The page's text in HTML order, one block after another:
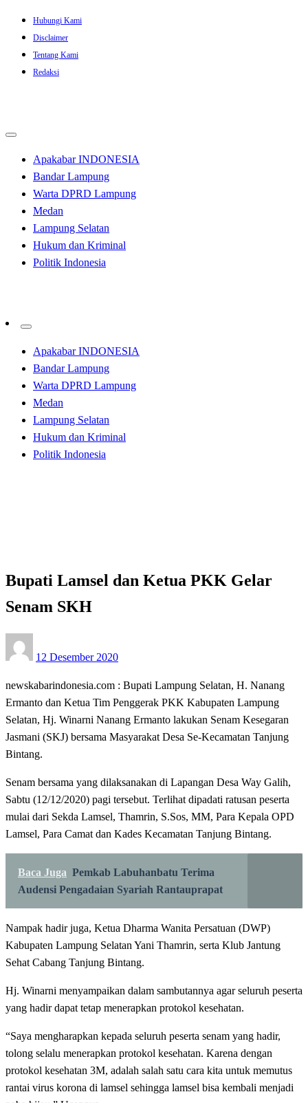
Skip
content
Hubungi Kami
Disclaimer
Tentang Kami
Redaksi
Apakabar INDONESIA
Bandar Lampung
Warta DPRD Lampung
Medan
Lampung Selatan
Hukum dan Kriminal
Politik Indonesia
Apakabar INDONESIA
Bandar Lampung
Warta DPRD Lampung
Medan
Lampung Selatan
Hukum dan Kriminal
Politik Indonesia
Bupati Lamsel dan Ketua PKK Gelar
Senam SKH
on
12 Desember 2020
newskabarindonesia.com : Bupati Lampung Selatan, H. Nanang
Ermanto dan Ketua Tim Penggerak PKK Kabupaten Lampung
Selatan, Hj. Winarni Nanang Ermanto lakukan Senam Kesegaran
Jasmani (SKJ) bersama Masyarakat Desa Se-Kecamatan Tanjung
Bintang.
Senam bersama yang dilaksanakan di Lapangan Desa Way Galih,
Sabtu (12/12/2020) pagi tersebut. Terlihat dipadati ratusan peserta
mulai dari Sekda Lamsel, Thamrin, S.Sos, MM, Para Kepala OPD
Lamsel, Para Camat dan Kades Kecamatan Tanjung Bintang.
Baca Juga Pemkab Labuhanbatu Terima
Audensi Pengadaian Syariah Rantauprapat
Nampak hadir juga, Ketua Dharma Wanita Persatuan (DWP)
Kabupaten Lampung Selatan Yani Thamrin, serta Klub Jantung
Sehat Cabang Tanjung Bintang.
Hj. Winarni menyampaikan dalam sambutannya agar seluruh peserta
yang hadir dapat tetap menerapkan protokol kesehatan.
“Saya mengharapkan kepada seluruh peserta senam yang hadir,
tolong selalu menerapkan protokol kesehatan. Karena dengan
protokol kesehatan 3M, adalah salah satu cara kita untuk memutus
rantai virus korona di lamsel sehingga lamsel bisa kembali menjadi